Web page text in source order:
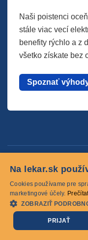
Naši poistenci
stále viac vecí
benefity rýchlo a z
všetko získate bez
Spoznať
Pre pacientov
O spoločnosti
Kontaktujte nás
Cookies
Na lekar.sk
Cookies používame pre
marketingové účely.
ZOBRAZIŤ
PRIJAŤ